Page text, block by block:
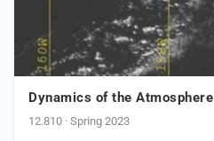
Dynamics of the Atmosphere
12.810 · Spring 2023